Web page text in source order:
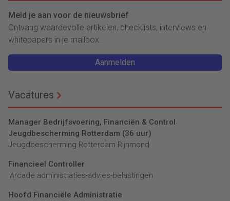
Meld je aan voor de nieuwsbrief
Ontvang waardevolle artikelen, checklists, interviews en
whitepapers in je mailbox.
Aanmelden
Vacatures
Manager Bedrijfsvoering, Financiën & Control
Jeugdbescherming Rotterdam (36 uur)
Jeugdbescherming Rotterdam Rijnmond
Financieel Controller
lArcade administraties-advies-belastingen
Hoofd Financiële Administratie